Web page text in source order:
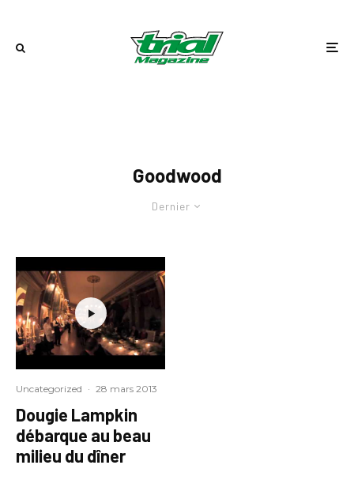
Goodwood
Dernier
Uncategorized · 28 mars 2013
Dougie Lampkin
débarque au beau
milieu du dîner